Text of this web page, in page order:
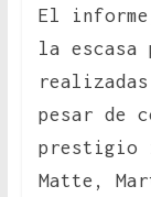
El
la escasa
pesar de
prestigio
Matte,